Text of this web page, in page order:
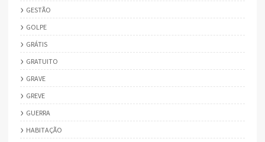
GESTÃO
GOLPE
GRÁTIS
GRATUITO
GRAVE
GREVE
GUERRA
HABITAÇÃO